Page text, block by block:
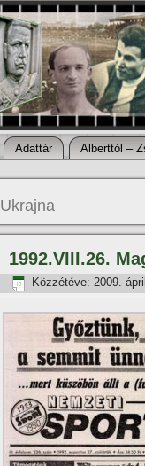
Adattár Alberttól –
Ukrajna
1992.VIII.26.
Közzétéve: 2009.